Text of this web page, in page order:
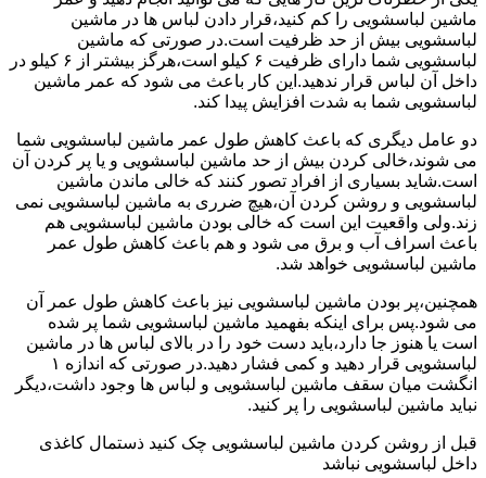
ماشین لباسشویی را کم کنید،قرار دادن لباس ها در ماشین
لباسشویی بیش از حد ظرفیت است.در صورتی که ماشین
لباسشویی شما دارای ظرفیت ۶ کیلو است،هرگز بیشتر از ۶ کیلو در
داخل آن لباس قرار ندهید.این کار باعث می شود که عمر ماشین
لباسشویی شما به شدت افزایش پیدا کند.
دو عامل دیگری که باعث کاهش طول عمر ماشین لباسشویی شما
می شوند،خالی کردن بیش از حد ماشین لباسشویی و یا پر کردن آن
است.شاید بسیاری از افراد تصور کنند که خالی ماندن ماشین
لباسشویی و روشن کردن آن،هیچ ضرری به ماشین لباسشویی نمی
زند.ولی واقعیت این است که خالی بودن ماشین لباسشویی هم
باعث اسراف آب و برق می شود و هم باعث کاهش طول عمر
ماشین لباسشویی خواهد شد.
همچنین،پر بودن ماشین لباسشویی نیز باعث کاهش طول عمر آن
می شود.پس برای اینکه بفهمید ماشین لباسشویی شما پر شده
است یا هنوز جا دارد،باید دست خود را در بالای لباس ها در ماشین
لباسشویی قرار دهید و کمی فشار دهید.در صورتی که اندازه ۱
انگشت میان سقف ماشین لباسشویی و لباس ها وجود داشت،دیگر
نباید ماشین لباسشویی را پر کنید.
قبل از روشن کردن ماشین لباسشویی چک کنید ذستمال کاغذی
داخل لباسشویی نباشد